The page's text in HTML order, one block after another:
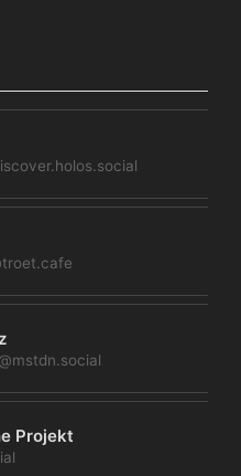
Projekt